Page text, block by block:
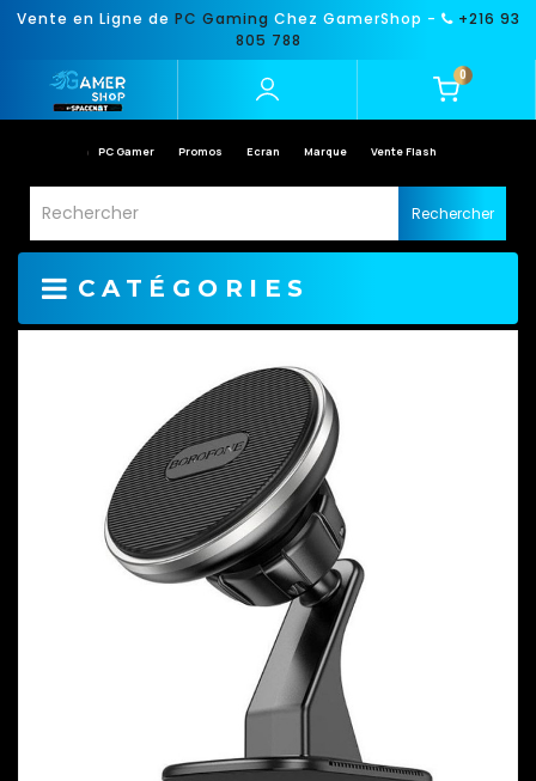
Vente en Ligne de PC Gaming Chez GamerShop -
+216 93
805 788
0
PC Gamer Promos Ecran Marque Vente Flash
Rechercher
CATÉGORIES